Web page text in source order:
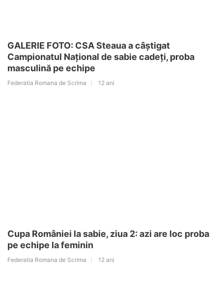
GALERIE FOTO: CSA Steaua a câștigat
Campionatul Național de sabie cadeți, proba
masculină pe echipe
Federatia Romana de Scrima 12 ani
Cupa României la sabie, ziua 2: azi are loc proba
pe echipe la feminin
Federatia Romana de Scrima 12 ani